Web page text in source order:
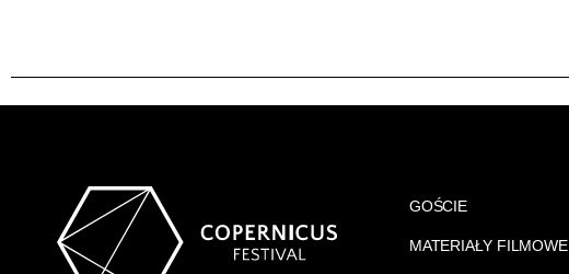
GOŚCIE
MATERIAŁY FILMOWE